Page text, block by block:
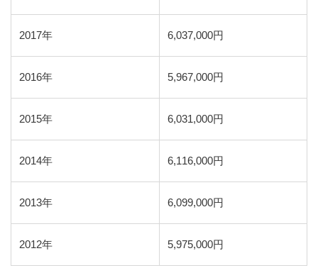
2017年 6,037,000円
2016年 5,967,000円
2015年 6,031,000円
2014年 6,116,000円
2013年 6,099,000円
2012年 5,975,000円